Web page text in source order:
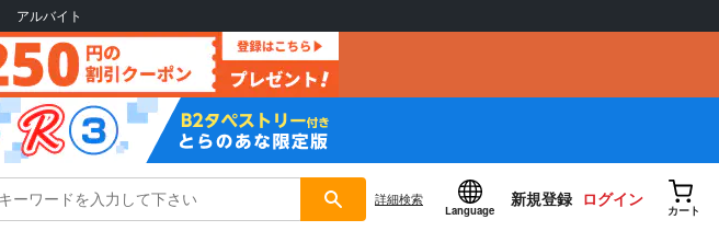
アルバイト
詳細検索
Language
新規登録 ログイン
カート